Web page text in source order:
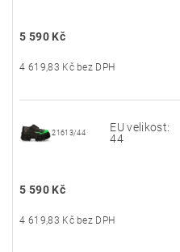
5 590 Kč
4 619,83 Kč bez DPH
21613/44
EU velikost:
44
5 590 Kč
4 619,83 Kč bez DPH